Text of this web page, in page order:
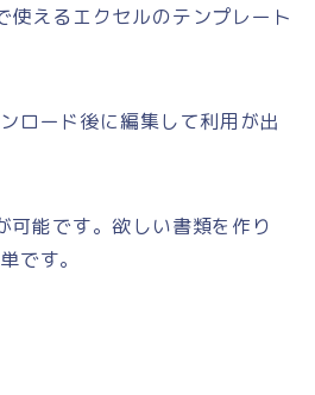
使えるエクセルのテンプレート
ロード後に編集して利用が出
可能です。欲しい書類を作り
です。